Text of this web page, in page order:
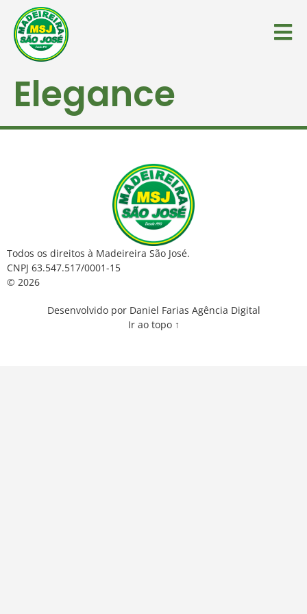
Elegance
Todos os direitos à Madeireira São José.
CNPJ 63.547.517/0001-15
© 2026
Desenvolvido por Daniel Farias Agência Digital
Ir ao topo ↑